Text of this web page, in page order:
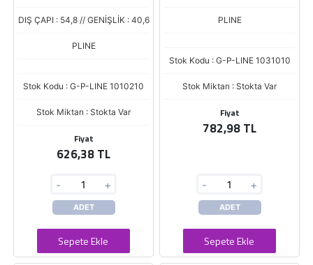
DIŞ ÇAPI : 54,8 // GENİŞLİK : 40,6
PLINE
Stok Kodu : G-P-LINE 1010210
Stok Miktarı : Stokta Var
Fiyat
626,38 TL
- +
ADET
Sepete Ekle
PLINE
Stok Kodu : G-P-LINE 1031010
Stok Miktarı : Stokta Var
Fiyat
782,98 TL
- +
ADET
Sepete Ekle